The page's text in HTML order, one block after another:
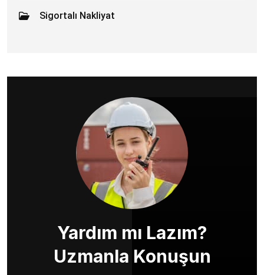
Sigortalı Nakliyat
Yardım mı Lazım?
Uzmanla Konuşun